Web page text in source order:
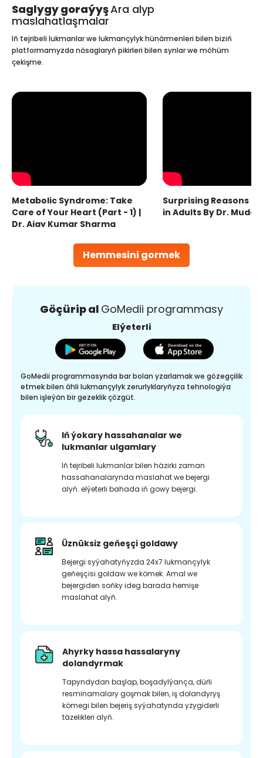
Saglygy goraýyşAra alyp
maslahatlaşmalar
Hemmesini gormek
Iň tejribeli lukmanlar we lukmançylyk hünärmenleri bilen biziň
platformamyzda näsaglaryň pikirleri bilen synlar we möhüm
çekişme.
Metabolic Syndrome: Take
Care of Your Heart (Part - 1) |
Dr. Ajay Kumar Sharma
Surprising Reasons
in Adults By Dr.
Göçürip al GoMedii programmasy
Elýeterli
GoMedii programmasynda bar bolan yzarlamak we gözegçilik
etmek bilen ähli lukmançylyk zerurlyklaryňyza tehnologiýa
bilen işleýän bir gezeklik çözgüt.
Iň ýokary hassahanalar we
lukmanlar ulgamlary
Iň tejribeli lukmanlar bilen häzirki zaman
hassahanalarynda maslahat we bejergi
alyň. elýeterli bahada iň gowy bejergi.
Üznüksiz geňeşçi goldawy
Bejergi syýahatyňyzda 24x7 lukmançylyk
geňeşçisi goldaw we kömek. Amal we
bejergiden soňky ideg barada hemişe
maslahat alyň.
Ahyrky hassa hassalaryny
dolandyrmak
Tapyndydan başlap, boşadylýança, dürli
resminamalary goşmak bilen, iş dolandyryş
kömegi bilen bejeriş syýahatynda yzygiderli
täzelikleri alyň.